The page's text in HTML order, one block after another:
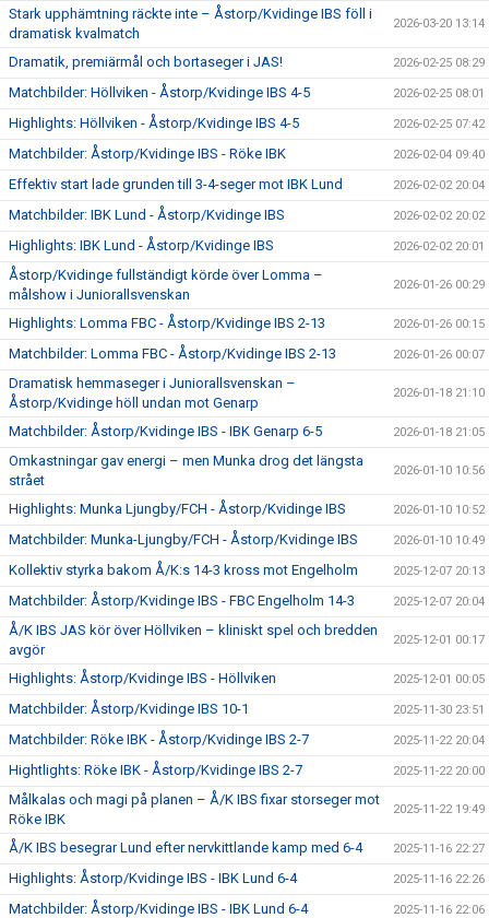
Stark upphämtning räckte inte – Åstorp/Kvidinge IBS föll i
dramatisk kvalmatch
2026-03-20 13:14
Dramatik, premiärmål och bortaseger i JAS! 2026-02-25 08:29
Matchbilder: Höllviken - Åstorp/Kvidinge IBS 4-5 2026-02-25 08:01
Highlights: Höllviken - Åstorp/Kvidinge IBS 4-5 2026-02-25 07:42
Matchbilder: Åstorp/Kvidinge IBS - Röke IBK 2026-02-04 09:40
Effektiv start lade grunden till 3-4-seger mot IBK Lund 2026-02-02 20:04
Matchbilder: IBK Lund - Åstorp/Kvidinge IBS 2026-02-02 20:02
Highlights: IBK Lund - Åstorp/Kvidinge IBS 2026-02-02 20:01
Åstorp/Kvidinge fullständigt körde över Lomma –
målshow i Juniorallsvenskan
2026-01-26 00:29
Highlights: Lomma FBC - Åstorp/Kvidinge IBS 2-13 2026-01-26 00:15
Matchbilder: Lomma FBC - Åstorp/Kvidinge IBS 2-13 2026-01-26 00:07
Dramatisk hemmaseger i Juniorallsvenskan –
Åstorp/Kvidinge höll undan mot Genarp
2026-01-18 21:10
Matchbilder: Åstorp/Kvidinge IBS - IBK Genarp 6-5 2026-01-18 21:05
Omkastningar gav energi – men Munka drog det längsta
strået
2026-01-10 10:56
Highlights: Munka Ljungby/FCH - Åstorp/Kvidinge IBS 2026-01-10 10:52
Matchbilder: Munka-Ljungby/FCH - Åstorp/Kvidinge IBS 2026-01-10 10:49
Kollektiv styrka bakom Å/K:s 14-3 kross mot Engelholm 2025-12-07 20:13
Matchbilder: Åstorp/Kvidinge IBS - FBC Engelholm 14-3 2025-12-07 20:04
Å/K IBS JAS kör över Höllviken – kliniskt spel och bredden
avgör
2025-12-01 00:17
Highlights: Åstorp/Kvidinge IBS - Höllviken 2025-12-01 00:05
Matchbilder: Åstorp/Kvidinge IBS 10-1 2025-11-30 23:51
Matchbilder: Röke IBK - Åstorp/Kvidinge IBS 2-7 2025-11-22 20:04
Hightlights: Röke IBK - Åstorp/Kvidinge IBS 2-7 2025-11-22 20:00
Målkalas och magi på planen – Å/K IBS fixar storseger mot
Röke IBK
2025-11-22 19:49
Å/K IBS besegrar Lund efter nervkittlande kamp med 6-4 2025-11-16 22:27
Highlights: Åstorp/Kvidinge IBS - IBK Lund 6-4 2025-11-16 22:26
Matchbilder: Åstorp/Kvidinge IBS - IBK Lund 6-4 2025-11-16 22:06